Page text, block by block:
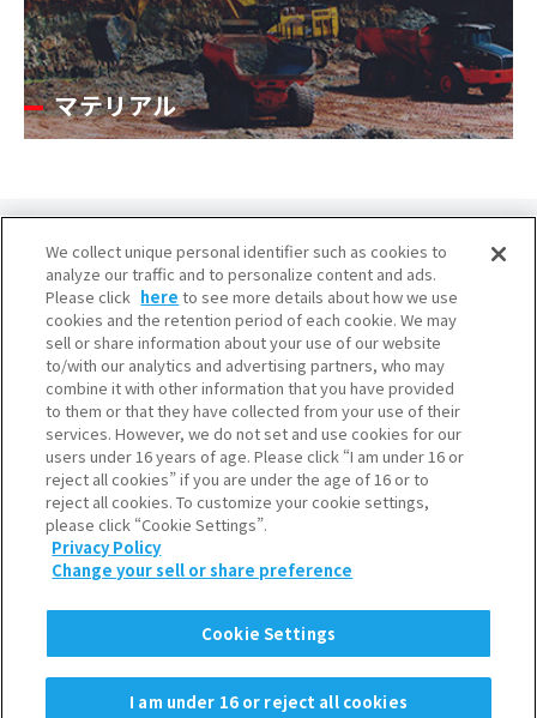
マテリアル
大阪本社
産業ガス本部・水素本部
〒541-0053 大阪市中央区本町3-6-4
東京本社
産業ガス本部・水素本部
〒105-8458 東京都港区浜松町2-3-1
個人情報保護について
クッキーポリシー
ソーシャルメディアポリシー
Copyright © 2022 Iwatani Corporation.All Rights Reserved.
We collect unique personal identifier such as cookies to
analyze our traffic and to personalize content and ads.
Please click here to see more details about how we use
cookies and the retention period of each cookie. We may
sell or share information about your use of our website
to/with our analytics and advertising partners, who may
combine it with other information that you have provided
to them or that they have collected from your use of their
services. However, we do not set and use cookies for our
users under 16 years of age. Please click “I am under 16 or
reject all cookies” if you are under the age of 16 or to
reject all cookies. To customize your cookie settings,
please click “Cookie Settings”.
Privacy Policy
Change your sell or share preference
Cookie Settings
I am under 16 or reject all cookies